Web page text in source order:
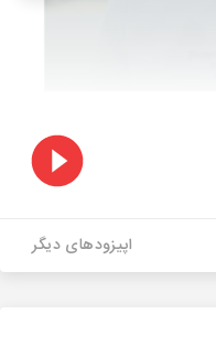
اپیزودهای دیگر